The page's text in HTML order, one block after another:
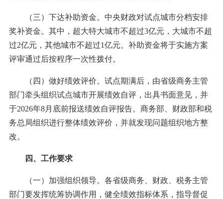
（三）下达补助资金。中央财政对试点城市分档安排
奖补资金。其中，超大特大城市不超过3亿元，大城市不超
过2亿元，其他城市不超过1亿元。补助资金将于实施方案
评审通过后按程序一次性拨付。
（四）做好绩效评价。试点期满后，由省级商务主管
部门牵头组织试点城市开展绩效自评，出具书面意见，并
于2026年8月底前报送绩效自评报告。商务部、财政部和税
务总局组织进行整体绩效评价，并就发现问题组织地方整
改。
四、工作要求
（一）加强组织领导。各省级商务、财政、税务主管
部门要发挥统筹协调作用，健全绩效指标体系，指导督促